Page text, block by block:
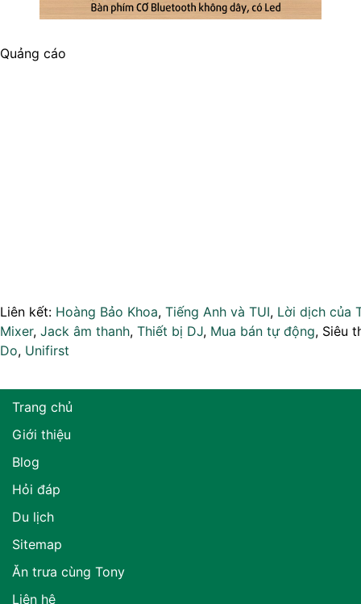
Quảng cáo
Liên kết: Hoàng Bảo Khoa, Tiếng Anh và TUI, Lời dịch của
Mixer, Jack âm thanh, Thiết bị DJ, Mua bán tự động, Siêu
Do, Unifirst
Trang chủ
Giới thiệu
Blog
Hỏi đáp
Du lịch
Sitemap
Ăn trưa cùng Tony
Liên hệ